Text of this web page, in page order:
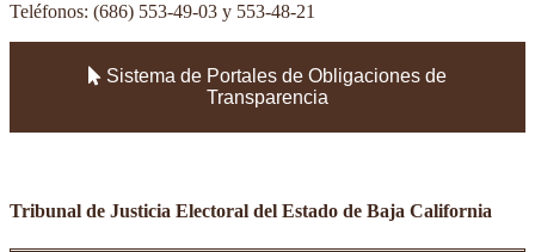
Teléfonos: (686) 553-49-03 y 553-48-21
Sistema de Portales de Obligaciones de
Transparencia
Tribunal de Justicia Electoral del Estado de Baja California